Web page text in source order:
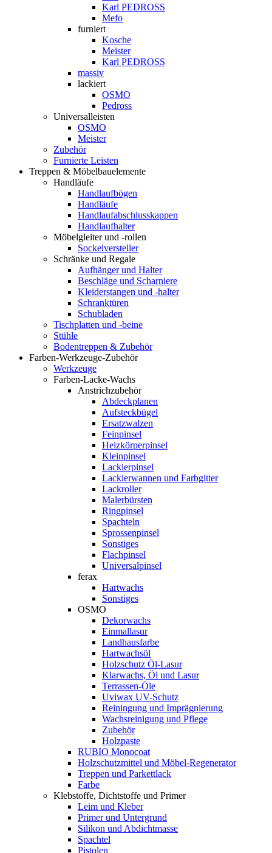
Karl PEDROSS
Mefo
furniert
Kosche
Meister
Karl PEDROSS
massiv
lackiert
OSMO
Pedross
Universalleisten
OSMO
Meister
Zubehör
Furnierte Leisten
Treppen & Möbelbauelemente
Handläufe
Handlaufbögen
Handläufe
Handlaufabschlusskappen
Handlaufhalter
Möbelgleiter und -rollen
Sockelversteller
Schränke und Regale
Aufhänger und Halter
Beschläge und Scharniere
Kleiderstangen und -halter
Schranktüren
Schubladen
Tischplatten und -beine
Stühle
Bodentreppen & Zubehör
Farben-Werkzeuge-Zubehör
Werkzeuge
Farben-Lacke-Wachs
Anstrichzubehör
Abdeckplanen
Aufsteckbügel
Ersatzwalzen
Feinpinsel
Heizkörperpinsel
Kleinpinsel
Lackierpinsel
Lackierwannen und Farbgitter
Lackroller
Malerbürsten
Ringpinsel
Spachteln
Sprossenpinsel
Sonstiges
Flachpinsel
Universalpinsel
ferax
Hartwachs
Sonstiges
OSMO
Dekorwachs
Einmallasur
Landhausfarbe
Hartwachsöl
Holzschutz Öl-Lasur
Klarwachs, Öl und Lasur
Terrassen-Öle
Uviwax UV-Schutz
Reiningung und Imprägnierung
Wachsreinigung und Pflege
Zubehör
Holzpaste
RUBIO Monocoat
Holzschutzmittel und Möbel-Regenerator
Treppen und Parkettlack
Farbe
Klebstoffe, Dichtstoffe und Primer
Leim und Kleber
Primer und Untergrund
Silikon und Abdichtmasse
Spachtel
Pistolen